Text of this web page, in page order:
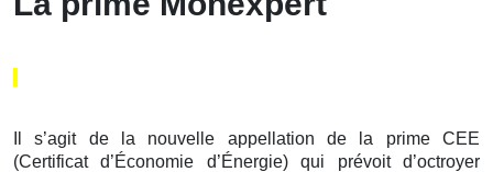
Il s’agit de la nouvelle appellation de la prime CEE
(Certificat d’Économie d’Énergie) qui prévoit d’octroyer